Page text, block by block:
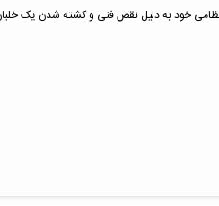
نظامی خود به دلیل نقص فنی و کشته شدن یک